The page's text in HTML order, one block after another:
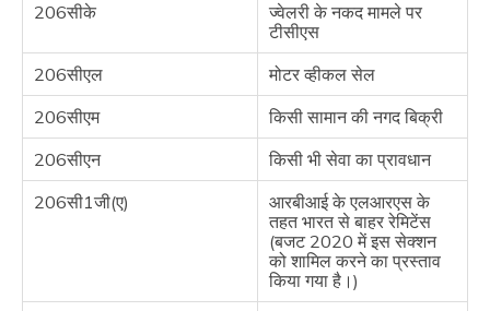
206सीके
ज्वेलरी के नकद मामले पर
टीसीएस
206सीएल
मोटर व्हीकल सेल
206सीएम
किसी सामान की नगद बिक्री
206सीएन
किसी भी सेवा का प्रावधान
206सी1जी(ए)
आरबीआई के एलआरएस के
तहत भारत से बाहर रेमिटेंस
(बजट 2020 में इस सेक्शन
को शामिल करने का प्रस्ताव
किया गया है।)